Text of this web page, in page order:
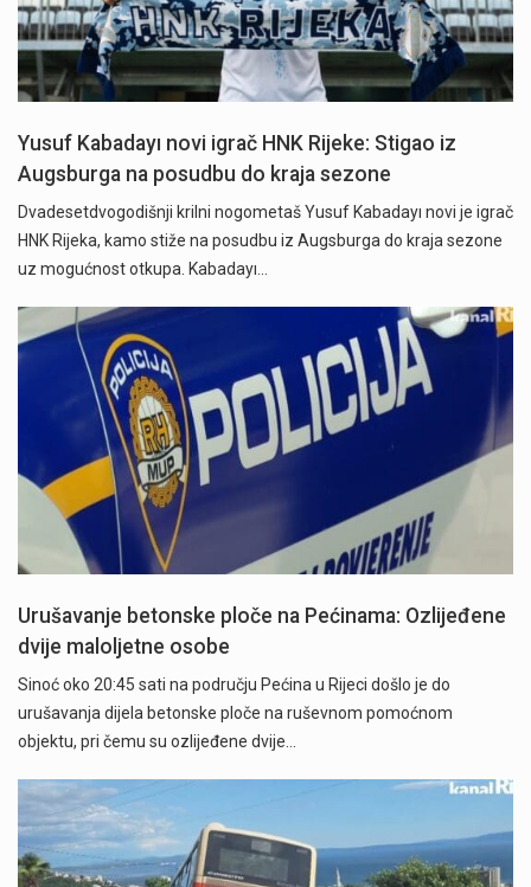
Yusuf Kabadayı novi igrač HNK Rijeke: Stigao iz
Augsburga na posudbu do kraja sezone
Dvadesetdvogodišnji krilni nogometaš Yusuf Kabadayı novi je igrač
HNK Rijeka, kamo stiže na posudbu iz Augsburga do kraja sezone
uz mogućnost otkupa. Kabadayı…
Urušavanje betonske ploče na Pećinama: Ozlijeđene
dvije maloljetne osobe
Sinoć oko 20:45 sati na području Pećina u Rijeci došlo je do
urušavanja dijela betonske ploče na ruševnom pomoćnom
objektu, pri čemu su ozlijeđene dvije…